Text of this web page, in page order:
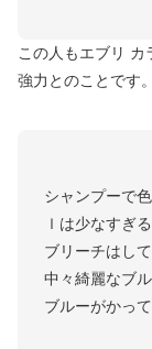
この人もエブリ カ
強力とのことです。
シャンプーで
ｌは少なすぎ
ブリーチはし
中々綺麗なブ
ブルーがかっ